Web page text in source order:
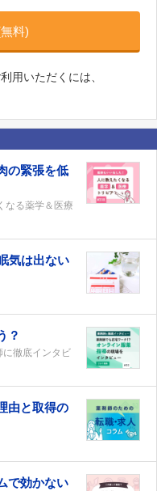
料)
用いただくには、
の緊張を低
なる薬学＆医療
気は出ない
？
に徹底インタビ
由と取得の
で効かない